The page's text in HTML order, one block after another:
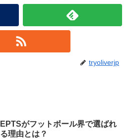
tryoliverjp
EPTSがフットボール界で選ばれ
る理由とは？